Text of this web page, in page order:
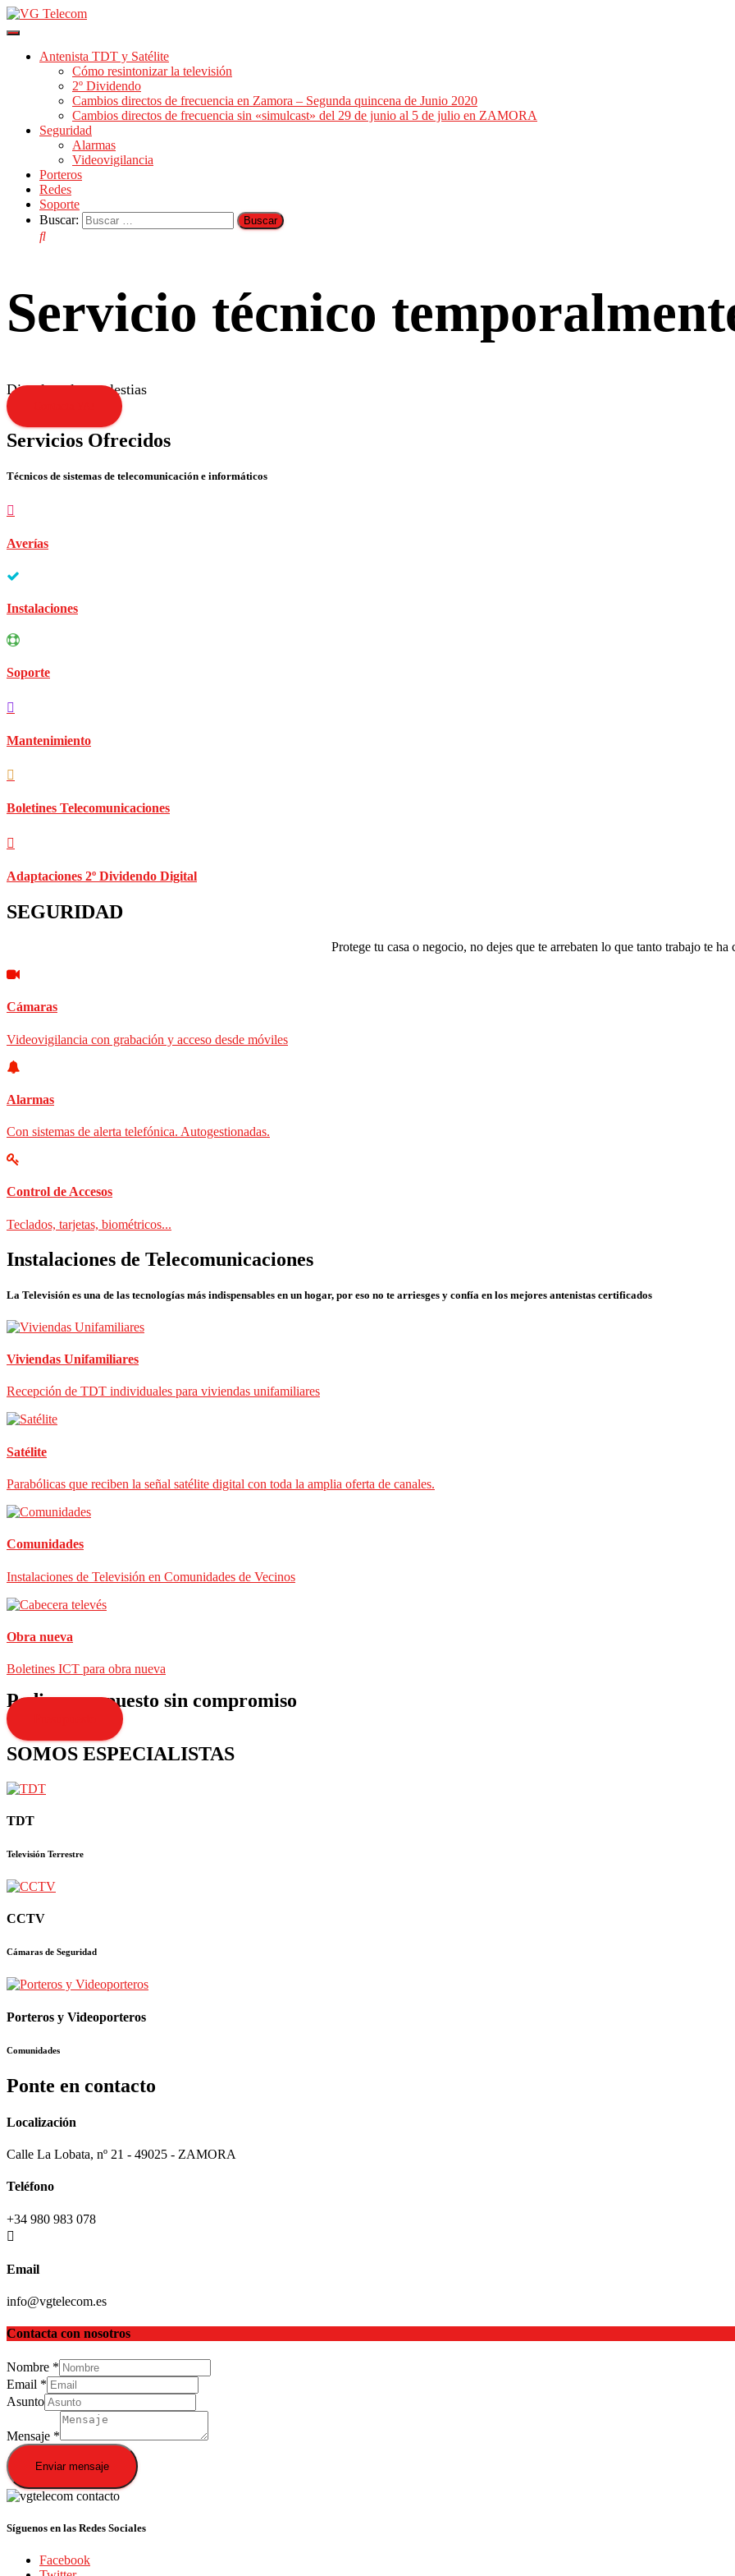
Cambiar
navegación
Antenista TDT y Satélite
Cómo resintonizar la televisión
2º Dividendo
Cambios directos de frecuencia en Zamora – Segunda quincena de Junio 2020
Cambios directos de frecuencia sin «simulcast» del 29 de junio al 5 de julio en ZAMORA
Seguridad
Alarmas
Videovigilancia
Porteros
Redes
Soporte
Buscar:
Servicio técnico
Disculpen las molestias
Servicios Ofrecidos
Técnicos de sistemas de telecomunicación e informáticos
Averías
Instalaciones
Soporte
Mantenimiento
Boletines Telecomunicaciones
Adaptaciones 2º Dividendo Digital
SEGURIDAD
Protege tu casa o negocio, no dejes que te arrebaten lo que tanto trabajo te ha
Cámaras
Videovigilancia con grabación y acceso desde móviles
Alarmas
Con sistemas de alerta telefónica. Autogestionadas.
Control de Accesos
Teclados, tarjetas, biométricos...
Instalaciones de Telecomunicaciones
La Televisión es una de las tecnologías más indispensables en un hogar, por eso no te arriesges y confía en los mejores antenistas certificados
Viviendas Unifamiliares
Recepción de TDT individuales para viviendas unifamiliares
Satélite
Parabólicas que reciben la señal satélite digital con toda la amplia oferta de canales.
Comunidades
Instalaciones de Televisión en Comunidades de Vecinos
Obra nueva
Boletines ICT para obra nueva
Pedir presupuesto sin compromiso
SOMOS ESPECIALISTAS
TDT
Televisión Terrestre
CCTV
Cámaras de Seguridad
Porteros y Videoporteros
Comunidades
Ponte en contacto
Localización
Calle La Lobata, nº 21 - 49025 - ZAMORA
Teléfono
+34 980 983 078
Email
info@vgtelecom.es
Contacta con nosotros
Nombre *
Email *
Asunto
Mensaje *
Enviar mensaje
Síguenos en las Redes Sociales
Facebook